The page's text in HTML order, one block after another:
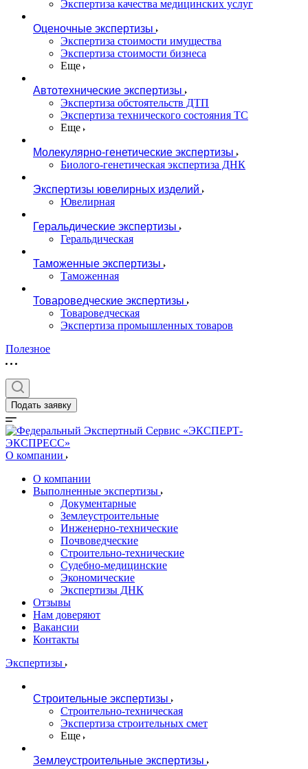
Экспертиза качества медицинских услуг
Оценочные экспертизы
Экспертиза стоимости имущества
Экспертиза стоимости бизнеса
Еще
Автотехнические экспертизы
Экспертиза обстоятельств ДТП
Экспертиза технического состояния ТС
Еще
Молекулярно-генетические экспертизы
Биолого-генетическая экспертиза ДНК
Экспертизы ювелирных изделий
Ювелирная
Геральдические экспертизы
Геральдическая
Таможенные экспертизы
Таможенная
Товароведческие экспертизы
Товароведческая
Экспертиза промышленных товаров
Полезное
Подать заявку
О компании
О компании
Выполненные экспертизы
Документарные
Землеустроительные
Инженерно-технические
Почвоведческие
Строительно-технические
Судебно-медицинские
Экономические
Экспертизы ДНК
Отзывы
Нам доверяют
Вакансии
Контакты
Экспертизы
Строительные экспертизы
Строительно-техническая
Экспертиза строительных смет
Еще
Землеустроительные экспертизы